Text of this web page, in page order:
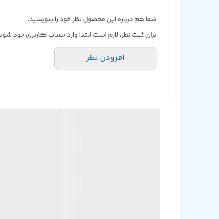
شما هم درباره این محصول نظر خود را بنویسید.
برای ثبت نظر، لازم است ابتدا وارد حساب کاربری خود
افزودن نظر